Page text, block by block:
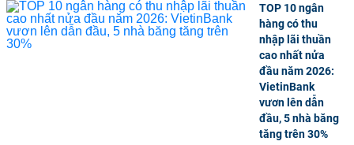
TOP 10 ngân
hàng có thu
nhập lãi thuần
cao nhất nửa
đầu năm 2026:
VietinBank
vươn lên dẫn
đầu, 5 nhà băng
tăng trên 30%